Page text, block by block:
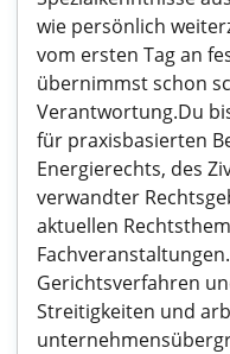
wie persönlich
vom ersten Tag an
übernimmst schon
Verantwortung.Du
für praxisbasierten
Energierechts, des
verwandter
aktuellen
Gerichtsverfahren
Streitigkeiten und